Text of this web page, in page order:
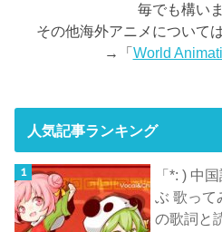
毎でも構い
その他海外アニメについて
→「World
人気記事ランキング
「*: ) 中
ぶ 歌っ
の歌詞と